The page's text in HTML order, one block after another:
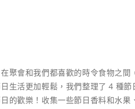
聚會和我們都喜歡的時令食物之間
生活更加輕鬆，我們整理了 4 種節
的歡樂！收集一些節日香料和水果